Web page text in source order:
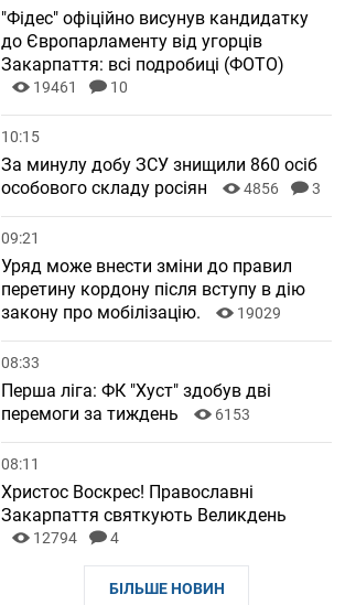
"Фідес" офіційно висунув кандидатку
до Європарламенту від угорців
Закарпаття: всі подробиці (ФОТО)
19461 10
10:15
За минулу добу ЗСУ знищили 860 осіб
особового складу росіян
4856 3
09:21
Уряд може внести зміни до правил
перетину кордону після вступу в дію
закону про мобілізацію.
19029
08:33
Перша ліга: ФК "Хуст" здобув дві
перемоги за тиждень
6153
08:11
Христос Воскрес! Православні
Закарпаття святкують Великдень
12794 4
БІЛЬШЕ НОВИН